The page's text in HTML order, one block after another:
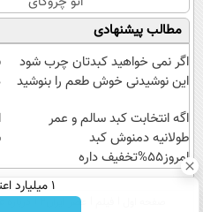
جوان
می کند
پوستتوصاف
میکنه!50%تخفیف
مطالب پیشنهادی
اگر نمی خواهید کبدتان چرب شود
این نوشیدنی خوش طعم را بنوشید
اگه انتخابت کبد سالم و عمر
طولانیه دمنوش کبد
امروز55%تخفیف داره
۱ میلیارد اعتبار خرید طلا | بدون ضامن و چک
عصر ایران۲